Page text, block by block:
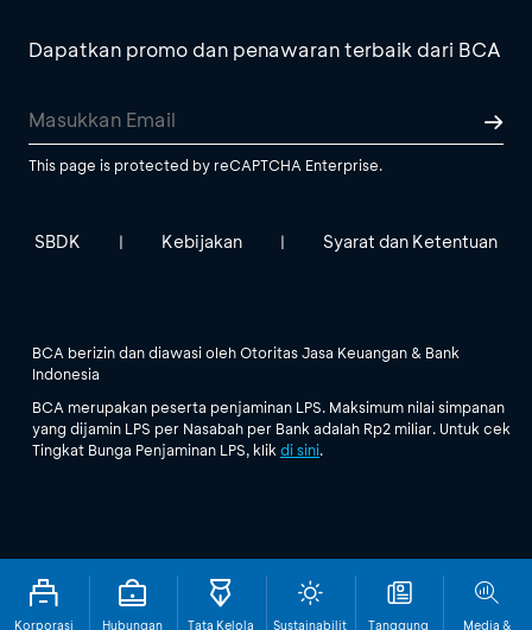
Korporasi Hubungan Tata Kelola Sustainabilit Tanggung Media &
Dapatkan promo dan penawaran terbaik dari BCA
This page is protected by reCAPTCHA Enterprise.
SBDK | Kebijakan | Syarat dan Ketentuan
BCA berizin dan diawasi oleh Otoritas Jasa Keuangan & Bank
Indonesia
BCA merupakan peserta penjaminan LPS. Maksimum nilai simpanan
yang dijamin LPS per Nasabah per Bank adalah Rp2 miliar. Untuk cek
Tingkat Bunga Penjaminan LPS, klik di sini.